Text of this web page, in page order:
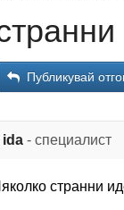
Публикувай
ida - специалист
странни